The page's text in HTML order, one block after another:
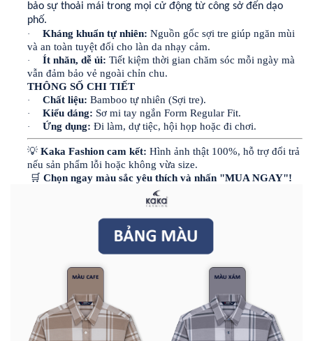
bảo sự thoải mái trong mọi cử động từ công sở đến dạo
phố.
· Kháng khuẩn tự nhiên: Nguồn gốc sợi tre giúp ngăn mùi
và an toàn tuyệt đối cho làn da nhạy cảm.
· Ít nhăn, dễ ủi: Tiết kiệm thời gian chăm sóc mỗi ngày mà
vẫn đảm bảo vẻ ngoài chỉn chu.
THÔNG SỐ CHI TIẾT
· Chất liệu: Bamboo tự nhiên (Sợi tre).
· Kiểu dáng: Sơ mi tay ngắn Form Regular Fit.
· Ứng dụng: Đi làm, dự tiệc, hội họp hoặc đi chơi.
💡 Kaka Fashion cam kết: Hình ảnh thật 100%, hỗ trợ đổi trả
nếu sản phẩm lỗi hoặc không vừa size.
🛒 Chọn ngay màu sắc yêu thích và nhấn "MUA NGAY"!